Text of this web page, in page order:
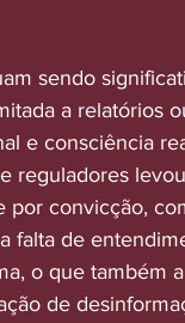
sendo
a relatórios
e consciência
reguladores
por convicção,
falta de
o que também
de